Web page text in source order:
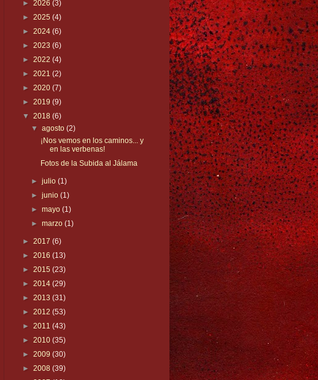
► 2026 (3)
► 2025 (4)
► 2024 (6)
► 2023 (6)
► 2022 (4)
► 2021 (2)
► 2020 (7)
► 2019 (9)
▼ 2018 (6)
▼agosto(2)
¡Nos vemos en los caminos... y
en las verbenas!
Fotos de la Subida al Jálama
►julio(1)
►junio(1)
►mayo(1)
►marzo(1)
► 2017 (6)
► 2016 (13)
► 2015 (23)
► 2014 (29)
► 2013 (31)
► 2012 (53)
► 2011 (43)
► 2010 (35)
► 2009 (30)
► 2008 (39)